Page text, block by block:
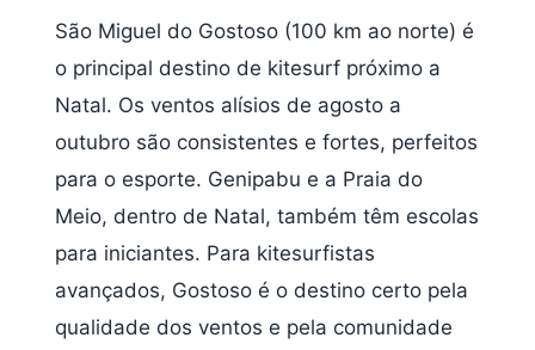
São Miguel do Gostoso (100 km ao norte) é
o principal destino de kitesurf próximo a
Natal. Os ventos alísios de agosto a
outubro são consistentes e fortes, perfeitos
para o esporte. Genipabu e a Praia do
Meio, dentro de Natal, também têm escolas
para iniciantes. Para kitesurfistas
avançados, Gostoso é o destino certo pela
qualidade dos ventos e pela comunidade